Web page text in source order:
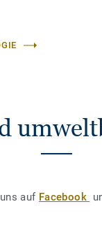
auf Facebook